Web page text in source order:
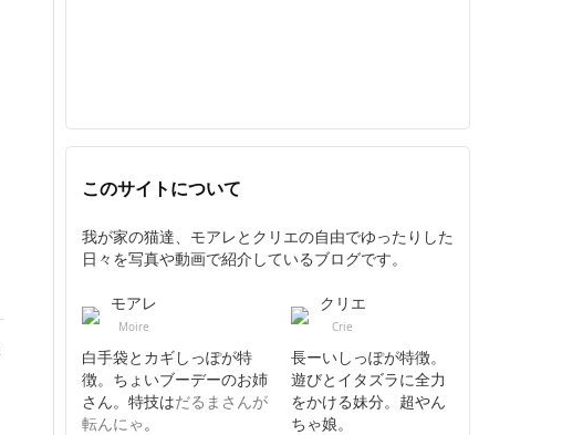
このサイトについて
我が家の猫達、モアレとクリエの自由でゆったりした
日々を写真や動画で紹介しているブログです。
モアレ
Moire
白手袋とカギしっぽが特
徴。ちょいブーデーのお姉
さん。特技はだるまさんが
転んにゃ。
クリエ
Crie
長ーいしっぽが特徴。
遊びとイタズラに全力
をかける妹分。超やん
ちゃ娘。